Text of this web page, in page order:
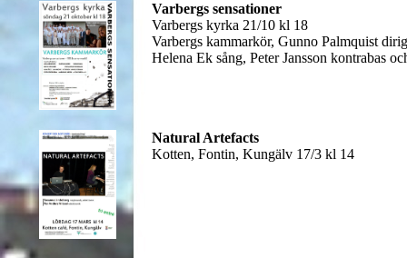
Varbergs sensationer
Varbergs kyrka 21/10 kl 18
Varbergs kammarkör, Gunno Palmquist
Helena Ek sång, Peter Jansson kontrabas
Natural Artefacts
Kotten, Fontin, Kungälv 17/3 kl 14